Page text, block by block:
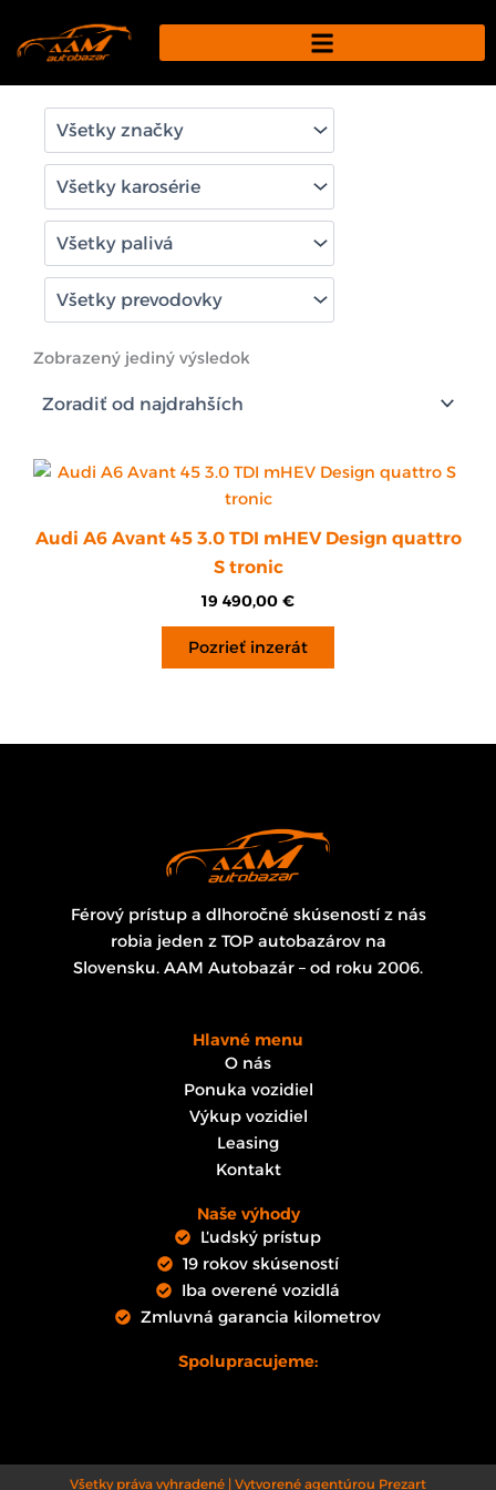
obsah
Zobrazený jediný výsledok
Audi A6 Avant 45 3.0 TDI mHEV Design quattro
S tronic
19 490,00 €
Pozrieť inzerát
Férový prístup a dlhoročné skúseností z nás
robia jeden z TOP autobazárov na
Slovensku. AAM Autobazár – od roku 2006.
Hlavné menu
O nás
Ponuka vozidiel
Výkup vozidiel
Leasing
Kontakt
Naše výhody
Ľudský prístup
19 rokov skúseností
Iba overené vozidlá
Zmluvná garancia kilometrov
Spolupracujeme:
Všetky práva vyhradené | Vytvorené agentúrou Prezart